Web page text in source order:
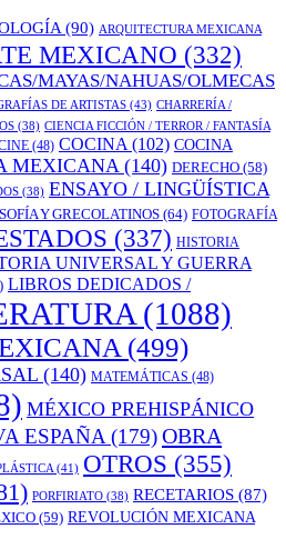
(90) ARQUITECTURA MEXICANA
MEXICANO (332)
MAYAS/NAHUAS/OLMECAS
DE ARTISTAS (43) CHARRERÍA /
(38) CIENCIA FICCIÓN / TERROR / FANTASÍA
(48) COCINA (102) COCINA
MEXICANA (140) DERECHO (58)
(38) ENSAYO / LINGÜÍSTICA
Y GRECOLATINOS(64) FOTOGRAFÍA
(337) HISTORIA
UNIVERSAL Y GUERRA
LIBROS DEDICADOS /
(1088)
(499)
(140) MATEMÁTICAS (48)
MÉXICO PREHISPÁNICO
ESPAÑA (179)OBRA
(41) OTROS (355)
PORFIRIATO (38) RECETARIOS (87)
(59) REVOLUCIÓN MEXICANA